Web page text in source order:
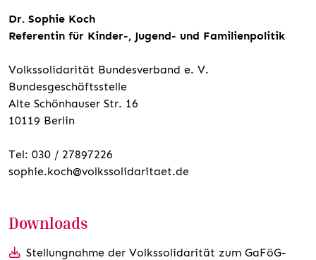
Dr. Sophie Koch
Referentin für Kinder-, Jugend- und Familienpolitik
Volkssolidarität Bundesverband e. V.
Bundesgeschäftsstelle
Alte Schönhauser Str. 16
10119 Berlin
Tel: 030 / 27897226
sophie.koch@volkssolidaritaet.de
Downloads
Stellungnahme der Volkssolidarität zum GaFöG-